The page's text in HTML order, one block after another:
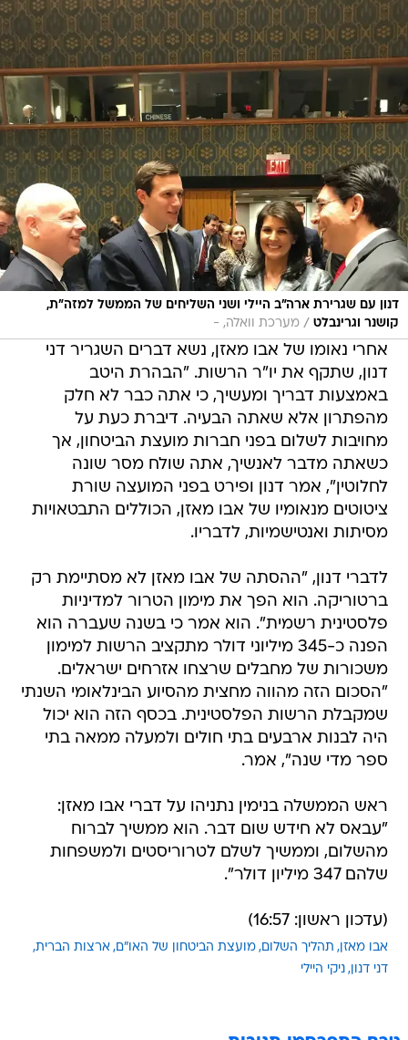
דנון עם שגרירת ארה"ב היילי ושני השליחים של הממשל למזה"ת,
קושנר וגרינבלט / מערכת וואלה, -
אחרי נאומו של אבו מאזן, נשא דברים השגריר דני
דנון, שתקף את יו"ר הרשות. "הבהרת היטב
באמצעות דבריך ומעשיך, כי אתה כבר לא חלק
מהפתרון אלא שאתה הבעיה. דיברת כעת על
מחויבות לשלום בפני חברות מועצת הביטחון, אך
כשאתה מדבר לאנשיך, אתה שולח מסר שונה
לחלוטין", אמר דנון ופירט בפני המועצה שורת
ציטוטים מנאומיו של אבו מאזן, הכוללים התבטאויות
מסיתות ואנטישמיות, לדבריו.
לדברי דנון, "ההסתה של אבו מאזן לא מסתיימת רק
ברטוריקה. הוא הפך את מימון הטרור למדיניות
פלסטינית רשמית". הוא אמר כי בשנה שעברה הוא
הפנה כ-345 מיליוני דולר מתקציב הרשות למימון
משכורות של מחבלים שרצחו אזרחים ישראלים.
"הסכום הזה מהווה מחצית מהסיוע הבינלאומי השנתי
שמקבלת הרשות הפלסטינית. בכסף הזה הוא יכול
היה לבנות ארבעים בתי חולים ולמעלה ממאה בתי
ספר מדי שנה", אמר.
ראש הממשלה בנימין נתניהו על דברי אבו מאזן:
"עבאס לא חידש שום דבר. הוא ממשיך לברוח
מהשלום, וממשיך לשלם לטרוריסטים ולמשפחות
שלהם 347 מיליון דולר".
(עדכון ראשון: 16:57)
אבו מאזן תהליך השלום מועצת הביטחון של האו"ם ארצות הברית
דני דנון ניקי היילי